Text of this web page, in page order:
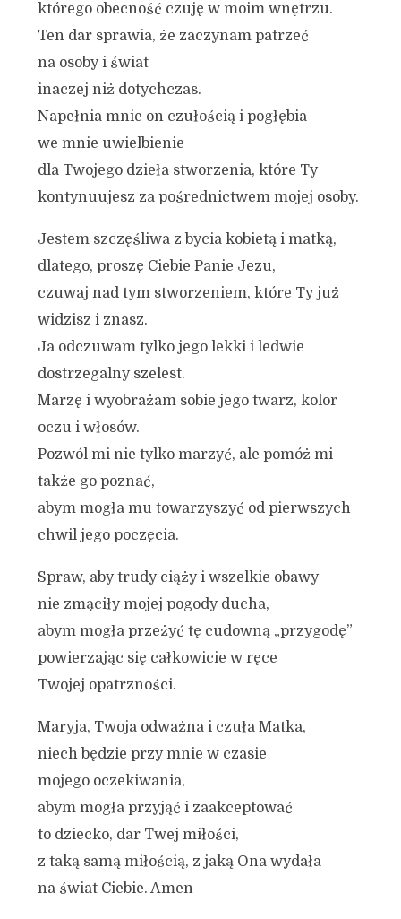
którego obecność czuję w moim wnętrzu.
Ten dar sprawia, że zaczynam patrzeć
na osoby i świat
inaczej niż dotychczas.
Napełnia mnie on czułością i pogłębia
we mnie uwielbienie
dla Twojego dzieła stworzenia, które Ty
kontynuujesz za pośrednictwem mojej osoby.
Jestem szczęśliwa z bycia kobietą i matką,
dlatego, proszę Ciebie Panie Jezu,
czuwaj nad tym stworzeniem, które Ty już
widzisz i znasz.
Ja odczuwam tylko jego lekki i ledwie
dostrzegalny szelest.
Marzę i wyobrażam sobie jego twarz, kolor
oczu i włosów.
Pozwól mi nie tylko marzyć, ale pomóż mi
także go poznać,
abym mogła mu towarzyszyć od pierwszych
chwil jego poczęcia.
Spraw, aby trudy ciąży i wszelkie obawy
nie zmąciły mojej pogody ducha,
abym mogła przeżyć tę cudowną „przygodę”
powierzając się całkowicie w ręce
Twojej opatrzności.
Maryja, Twoja odważna i czuła Matka,
niech będzie przy mnie w czasie
mojego oczekiwania,
abym mogła przyjąć i zaakceptować
to dziecko, dar Twej miłości,
z taką samą miłością, z jaką Ona wydała
na świat Ciebie. Amen